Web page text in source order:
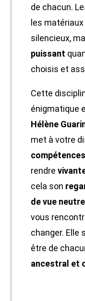
de chacun.
les
silencieux,
puissant
choisis et
Cette
énigmatique
Hélène
met à votre
rendre
cela son
de vue neutre
vous
changer. Elle
être de
ancestral et